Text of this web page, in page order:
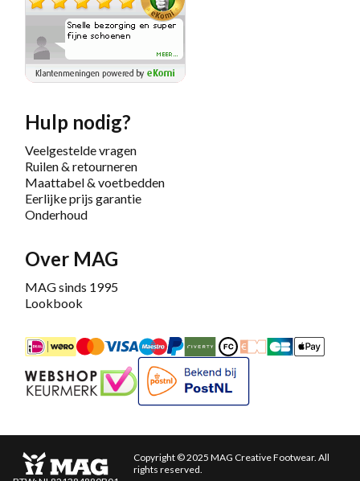
Hulp nodig?
Veelgestelde vragen
Ruilen & retourneren
Maattabel & voetbedden
Eerlijke prijs garantie
Onderhoud
Over MAG
MAG sinds 1995
Lookbook
iDEALMastercardBancontact
Maestro
PayPalRiverty/Afterpay
FashionCheque
Overboeking
CarteApple
Keurmerk
Copyright © 2025 MAG Creative Footwear. All
rights reserved.